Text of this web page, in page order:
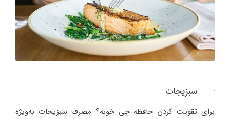
· سبزیجات
برای تقویت کردن حافظه چی خوبه؟ مصرف سبزیجات به‌ویژه